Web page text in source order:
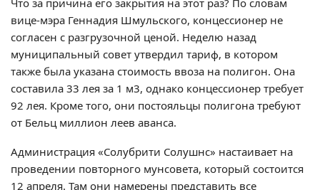
Что за причина его закрытия на этот раз? По словам
вице-мэра Геннадия Шмульского, концессионер не
согласен с разгрузочной ценой. Неделю назад
муниципальный совет утвердил тариф, в котором
также была указана стоимость ввоза на полигон. Она
составила 33 лея за 1 м3, однако концессионер требует
92 лея. Кроме того, они постояльцы полигона требуют
от Бельц миллион леев аванса.
Администрация «Солубрити Солушнс» настаивает на
проведении повторного мунсовета, который состоится
12 апреля. Там они намерены представить все